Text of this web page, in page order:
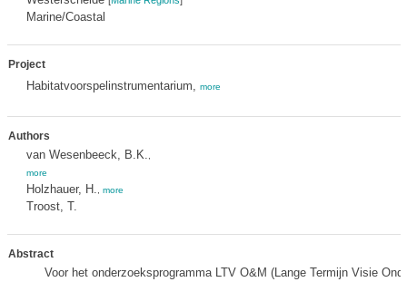
Marine/Coastal
Project
Habitatvoorspelinstrumentarium, more
Authors
van Wesenbeeck, B.K.
more
Holzhauer, H. more
Troost, T.
Abstract
Voor het onderzoeksprogramma LTV O&M (Lange Termijn Visie